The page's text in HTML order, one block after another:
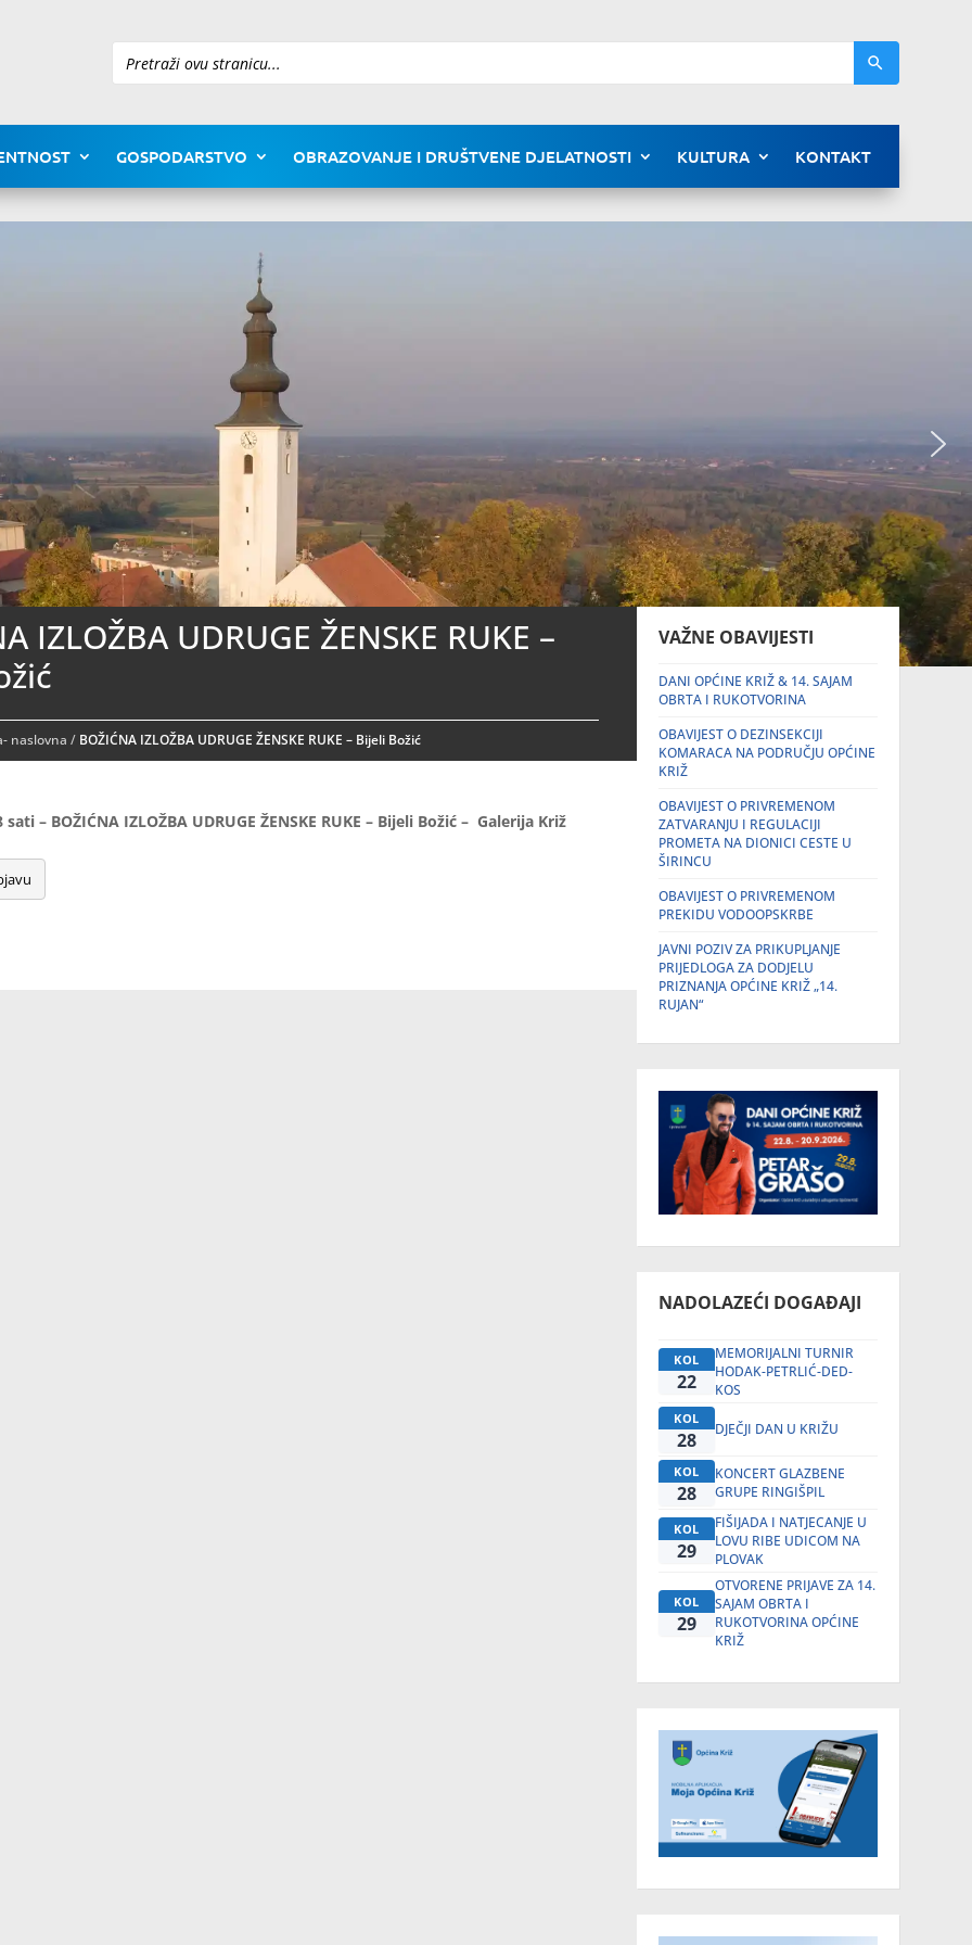
Pretraži
GOSPODARSTVO OBRAZOVANJE I DRUŠTVENE DJELATNOSTI KULTURA KONTAKT
IZLOŽBA UDRUGE ŽENSKE RUKE –
naslovna / BOŽIĆNA IZLOŽBA UDRUGE ŽENSKE RUKE – Bijeli Božić
– BOŽIĆNA IZLOŽBA UDRUGE ŽENSKE RUKE – Bijeli Božić – Galerija Križ
VAŽNE OBAVIJESTI
DANI OPĆINE KRIŽ & 14. SAJAM
OBRTA I RUKOTVORINA
OBAVIJEST O DEZINSEKCIJI
KOMARACA NA PODRUČJU OPĆINE
KRIŽ
OBAVIJEST O PRIVREMENOM
ZATVARANJU I REGULACIJI
PROMETA NA DIONICI CESTE U
ŠIRINCU
OBAVIJEST O PRIVREMENOM
PREKIDU VODOOPSKRBE
JAVNI POZIV ZA PRIKUPLJANJE
PRIJEDLOGA ZA DODJELU
PRIZNANJA OPĆINE KRIŽ „14.
RUJAN“
NADOLAZEĆI DOGAĐAJI
KOL
22
MEMORIJALNI TURNIR
HODAK-PETRLIĆ-DED-
KOS
KOL
28 DJEČJI DAN U KRIŽU
KOL
28
KONCERT GLAZBENE
GRUPE RINGIŠPIL
KOL
29
FIŠIJADA I NATJECANJE U
LOVU RIBE UDICOM NA
PLOVAK
KOL
29
OTVORENE PRIJAVE ZA 14.
SAJAM OBRTA I
RUKOTVORINA OPĆINE
KRIŽ